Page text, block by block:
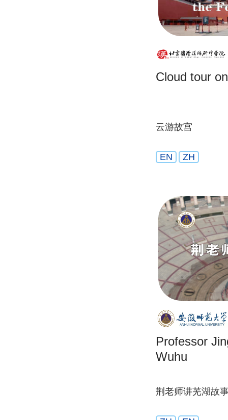
Cloud tour
云游故宫
EN ZH
Professor
Wuhu
荆老师讲芜湖故